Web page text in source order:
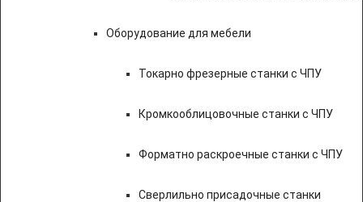
Оборудование для мебели
Токарно фрезерные станки с ЧПУ
Кромкооблицовочные станки с ЧПУ
Форматно раскроечные станки с ЧПУ
Сверлильно присадочные станки